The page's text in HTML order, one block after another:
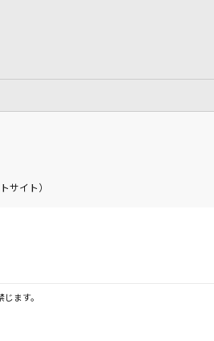
サイト）
ます。